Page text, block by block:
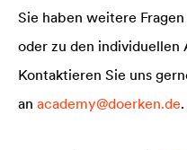
Sie haben weitere
oder zu den individuellen
Kontaktieren Sie uns
an academy@doerken.de.